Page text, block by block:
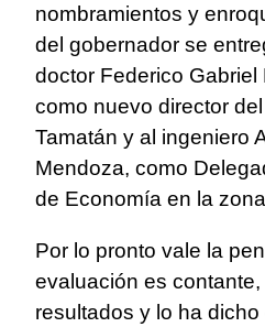
nombramientos y
del gobernador se
doctor Federico
como nuevo director
Tamatán y al ingeniero
Mendoza, como
de Economía en la
Por lo pronto vale la
evaluación es
resultados y lo ha